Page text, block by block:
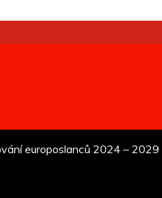
europoslanců 2024 – 2029